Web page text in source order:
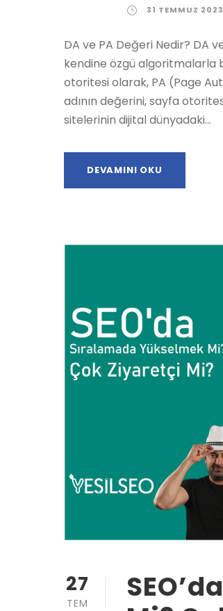
31 TEMMUZ 2023
DA ve PA Değeri Nedir? DA
kendine özgü algoritmalarla
otoritesi olarak, PA (Page
adının değerini, sayfa
sitelerinin dijital dünyadaki...
DEVAMINI OKU
27
TEM